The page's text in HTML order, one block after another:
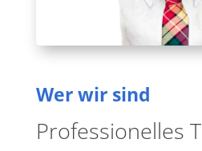
Wer wir sind
Professionelles